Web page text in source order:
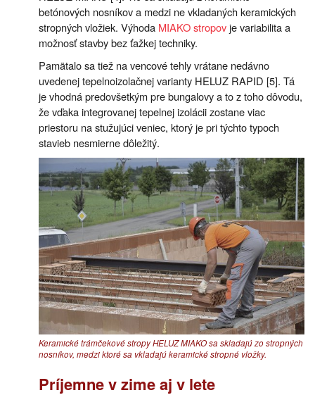
betónových nosníkov a medzi ne vkladaných keramických
stropných vložiek. Výhoda MIAKO stropovje variabilita a
možnosť stavby bez ťažkej techniky.
Pamätalo sa tiež na vencové tehly vrátane nedávno
uvedenej tepelnoizolačnej varianty HELUZ RAPID [5]. Tá
je vhodná predovšetkým pre bungalovy a to z toho dôvodu,
že vďaka integrovanej tepelnej izolácii zostane viac
priestoru na stužujúci veniec, ktorý je pri týchto typoch
stavieb nesmierne dôležitý.
Keramické trámčekové stropy HELUZ MIAKO sa skladajú zo stropných
nosníkov, medzi ktoré sa vkladajú keramické stropné vložky.
Príjemne v zime aj v lete